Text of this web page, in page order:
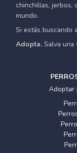
chinchillas, jerbos,
mundo.
Si estás buscando
Adopta. Salva una
Adoptar